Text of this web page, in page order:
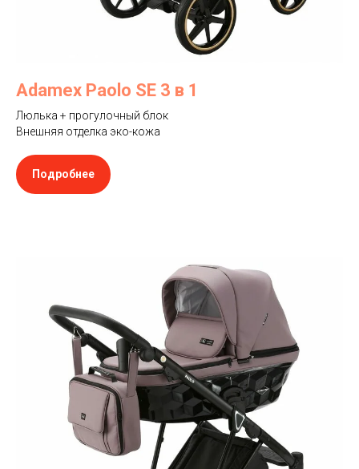
Adamex Paolo SE 3 в 1
Люлька + прогулочный блок
Внешняя отделка эко-кожа
Подробнее